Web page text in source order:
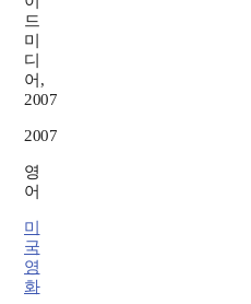
드
미
디
어,
2007
2007
영
어
미
국
영
화